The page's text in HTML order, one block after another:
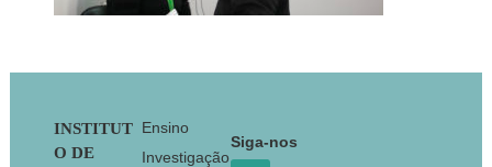
Footer
INSTITUT
O DE
Ensino
Investigação
Siga-nos